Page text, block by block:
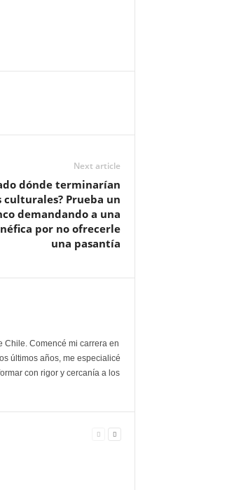
Next article
dónde terminarían
culturales? Prueba un
demandando a una
por no ofrecerle
una pasantía
Comencé mi carrera en
últimos años, me especialicé
con rigor y cercanía a los